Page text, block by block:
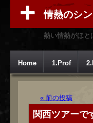
情熱のシ
熱い情熱がほと
Home 1.Prof
« 前の投稿
関西ツアーで